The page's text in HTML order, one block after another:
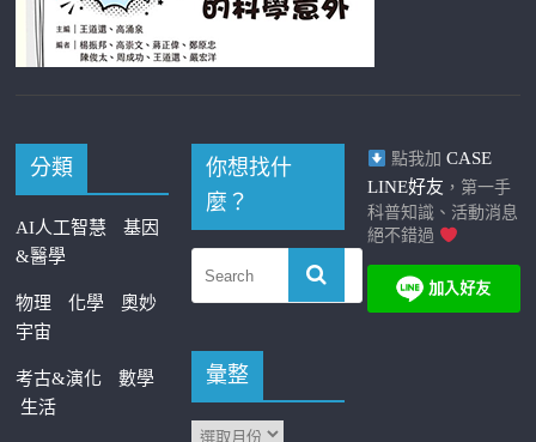
分類
AI人工智慧
基因
&醫學
物理 化學
奧妙
宇宙
考古&演化
數學
生活
你想找什
麼？
彙整
點我加 CASE
LINE好友 ，第一手
科普知識、活動消息
絕不錯過